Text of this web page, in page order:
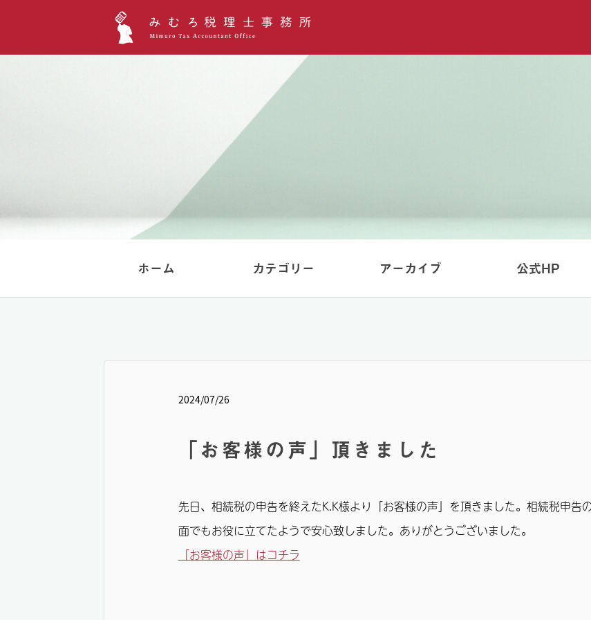
ホーム カテゴリー アーカイブ 公式HP
2024/07/26
「お客様の声」頂きました
先日、相続税の申告を終えたK.K様より「お客様の声」を頂きました。相続税申告
面でもお役に立てたようで安心致しました。ありがとうございました。
「お客様の声」はコチラ